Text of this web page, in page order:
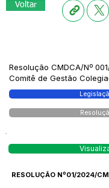
Voltar
Resolução CMDCA/Nº
Comitê de Gestão
RESOLUÇÃO Nº01/2024/